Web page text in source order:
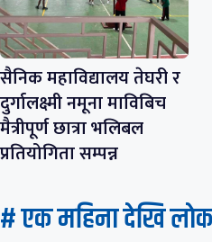
सैनिक महाविद्यालय तेघरी र
दुर्गालक्ष्मी नमूना माविबिच
मैत्रीपूर्ण छात्रा भलिबल
प्रतियोगिता सम्पन्न
# एक महिना देखि